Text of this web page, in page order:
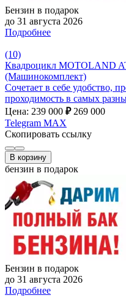
Бензин в подарок
до 31 августа 2026
Подробнее
(10)
Квадроцикл MOTOLAND
(Машинокомплект)
Сочетает в себе удобство,
проходимость в самых
Цена: 239 000 ₽ 269 000
Telegram MAX
Скопировать ссылку
В корзину
бензин в подарок
Бензин в подарок
до 31 августа 2026
Подробнее